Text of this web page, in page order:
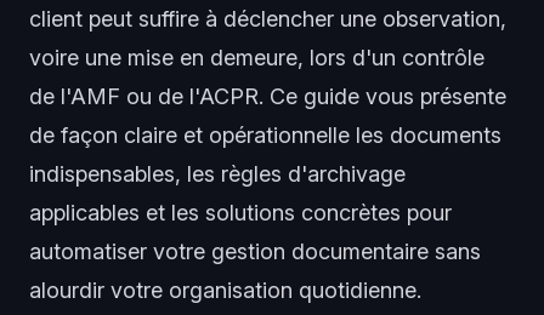
client peut suffire à déclencher une observation,
voire une mise en demeure, lors d'un contrôle
de l'AMF ou de l'ACPR. Ce guide vous présente
de façon claire et opérationnelle les documents
indispensables, les règles d'archivage
applicables et les solutions concrètes pour
automatiser votre gestion documentaire sans
alourdir votre organisation quotidienne.